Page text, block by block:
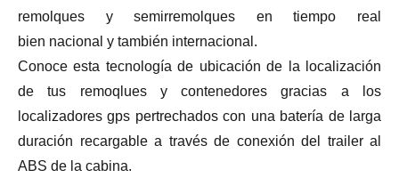
remolques y semirremolques en tiempo real
bien nacional y también internacional.
Conoce esta tecnología de ubicación de la localización
de tus remoqlues y contenedores gracias a los
localizadores gps pertrechados con una batería de larga
duración recargable a través de conexión del trailer al
ABS de la cabina.